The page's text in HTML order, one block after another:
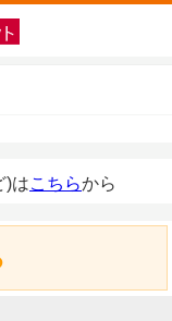
)はこちらから